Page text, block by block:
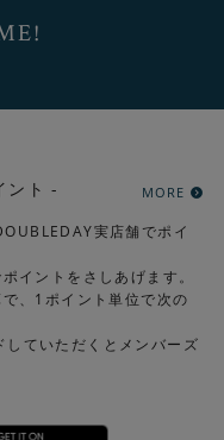
ント - MORE
実店舗でポイ
イントをさしあげます。
、1ポイント単位で次の
していただくとメンバーズ